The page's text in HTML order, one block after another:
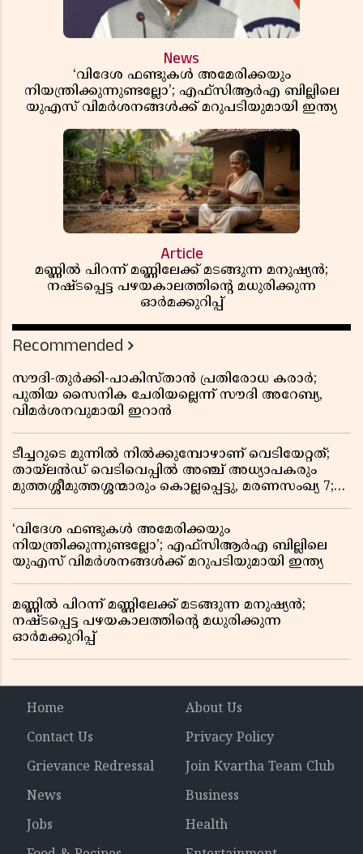
News
‘വിദേശ ഫണ്ടുകൾ അമേരിക്കയും
നിയന്ത്രിക്കുന്നുണ്ടല്ലോ’; എഫ്സിആർഎ ബില്ലിലെ
യുഎസ് വിമർശനങ്ങൾക്ക് മറുപടിയുമായി ഇന്ത്യ
Article
മണ്ണിൽ പിറന്ന് മണ്ണിലേക്ക് മടങ്ങുന്ന മനുഷ്യൻ;
നഷ്ടപ്പെട്ട പഴയകാലത്തിൻ്റെ മധുരിക്കുന്ന
ഓർമക്കുറിപ്പ്
Recommended
സൗദി-തുർക്കി-പാകിസ്താൻ പ്രതിരോധ കരാർ;
പുതിയ സൈനിക ചേരിയല്ലെന്ന് സൗദി അറേബ്യ,
വിമർശനവുമായി ഇറാൻ
ടീച്ചറുടെ മുന്നിൽ നിൽക്കുമ്പോഴാണ് വെടിയേറ്റത്;
തായ്‌ലൻഡ് വെടിവെപ്പിൽ അഞ്ച് അധ്യാപകരും
മുത്തശ്ശീമുത്തശ്ശന്മാരും കൊല്ലപ്പെട്ടു, മരണസംഖ്യ 7;
‘വിദേശ ഫണ്ടുകൾ അമേരിക്കയും
നിയന്ത്രിക്കുന്നുണ്ടല്ലോ’; എഫ്സിആർഎ ബില്ലിലെ
യുഎസ് വിമർശനങ്ങൾക്ക് മറുപടിയുമായി ഇന്ത്യ
മണ്ണിൽ പിറന്ന് മണ്ണിലേക്ക് മടങ്ങുന്ന മനുഷ്യൻ;
നഷ്ടപ്പെട്ട പഴയകാലത്തിൻ്റെ മധുരിക്കുന്ന
ഓർമക്കുറിപ്പ്
Home
About Us
Contact Us
Privacy Policy
Grievance Redressal
Join Kvartha Team Club
News
Business
Jobs
Health